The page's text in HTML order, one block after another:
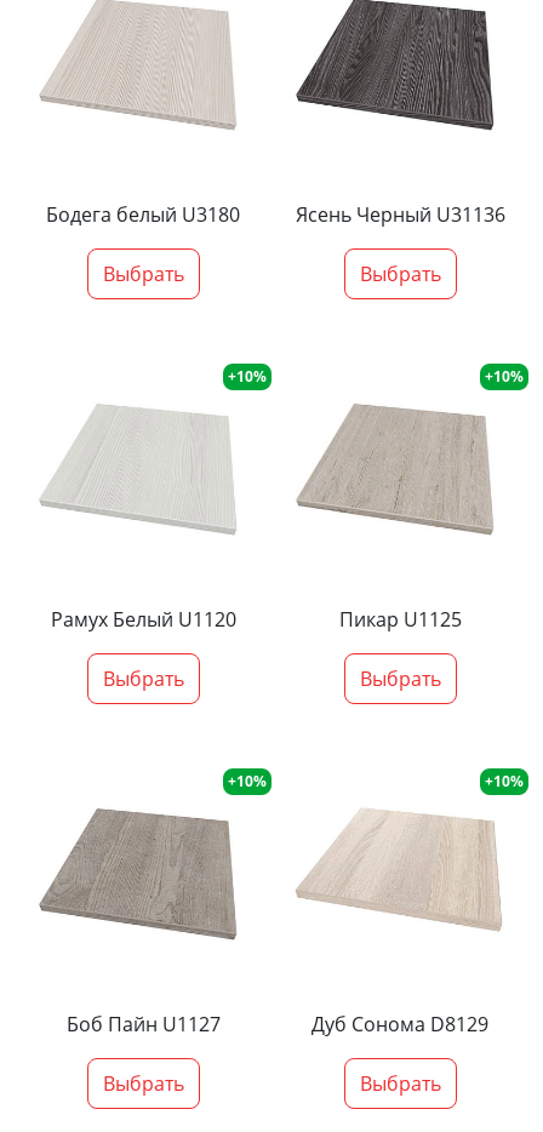
Бодега белый U3180
Выбрать
Ясень Черный U31136
Выбрать
+10%
Рамух Белый U1120
Выбрать
+10%
Пикар U1125
Выбрать
+10%
Боб Пайн U1127
Выбрать
+10%
Дуб Сонома D8129
Выбрать